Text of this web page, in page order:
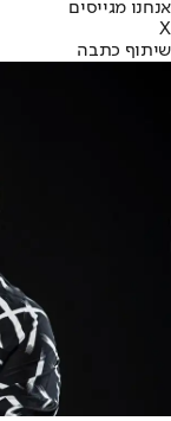
אנחנו מגייסים
X
שיתוף כתבה